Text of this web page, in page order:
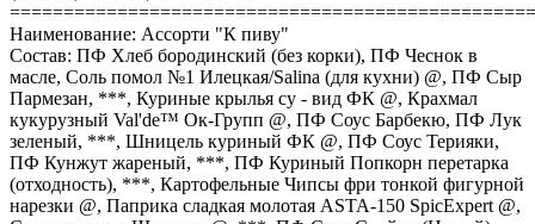
Наименование: Ассорти "К пиву"
Состав: ПФ Хлеб бородинский (без корки), ПФ Чеснок в
масле, Соль помол №1 Илецкая/Salina (для кухни) @, ПФ Сыр
Пармезан, ***, Куриные крылья су - вид ФК @, Крахмал
кукурузный Val'de™ Ок-Групп @, ПФ Соус Барбекю, ПФ Лук
зеленый, ***, Шницель куриный ФК @, ПФ Соус Терияки,
ПФ Кунжут жареный, ***, ПФ Куриный Попкорн перетарка
(отходность), ***, Картофельные Чипсы фри тонкой фигурной
нарезки @, Паприка сладкая молотая ASTA-150 SpicExpert @,